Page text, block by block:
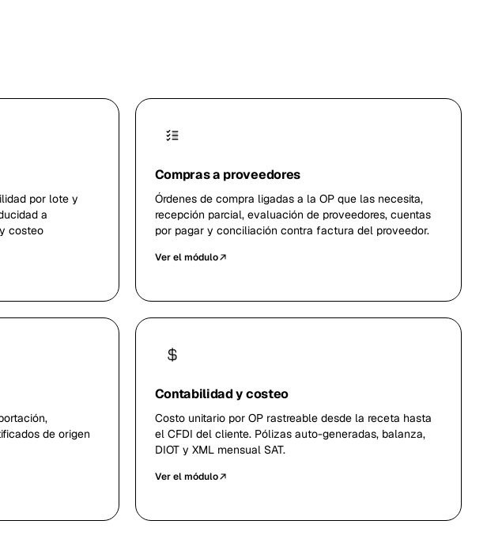
por lote y
a
costeo
Compras a proveedores
Órdenes de compra ligadas a la OP que las necesita,
recepción parcial, evaluación de proveedores, cuentas
por pagar y conciliación contra factura del proveedor.
Ver el módulo
de origen
Contabilidad y costeo
Costo unitario por OP rastreable desde la receta hasta
el CFDI del cliente. Pólizas auto-generadas, balanza,
DIOT y XML mensual SAT.
Ver el módulo